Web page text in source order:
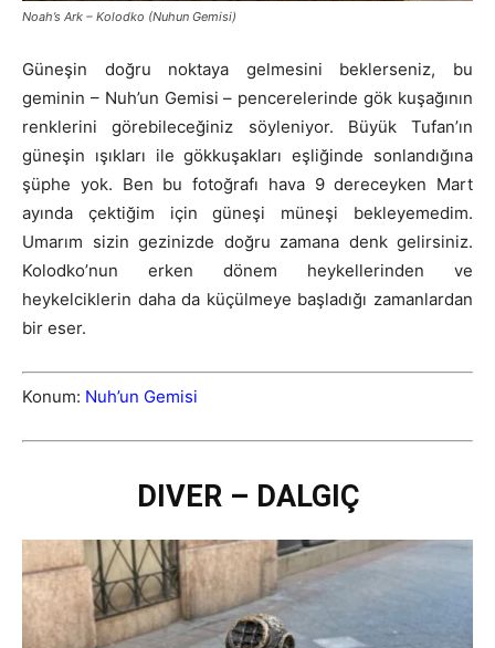
Noah’s Ark – Kolodko (Nuhun Gemisi)
Güneşin doğru noktaya gelmesini beklerseniz, bu
geminin – Nuh’un Gemisi – pencerelerinde gök kuşağının
renklerini görebileceğiniz söyleniyor. Büyük Tufan’ın
güneşin ışıkları ile gökkuşakları eşliğinde sonlandığına
şüphe yok. Ben bu fotoğrafı hava 9 dereceyken Mart
ayında çektiğim için güneşi müneşi bekleyemedim.
Umarım sizin gezinizde doğru zamana denk gelirsiniz.
Kolodko’nun erken dönem heykellerinden ve
heykelciklerin daha da küçülmeye başladığı zamanlardan
bir eser.
Konum: Nuh’un Gemisi
DIVER – DALGIÇ